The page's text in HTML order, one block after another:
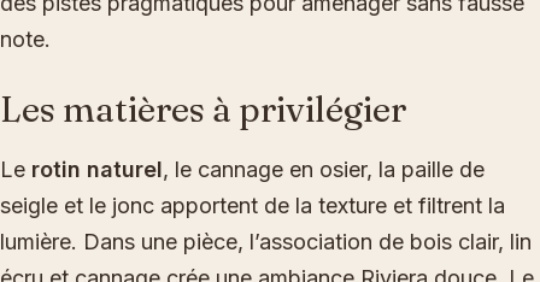
note.
Les matières à privilégier
Le rotin naturel, le cannage en osier, la paille de
seigle et le jonc apportent de la texture et filtrent la
lumière. Dans une pièce, l’association de bois clair, lin